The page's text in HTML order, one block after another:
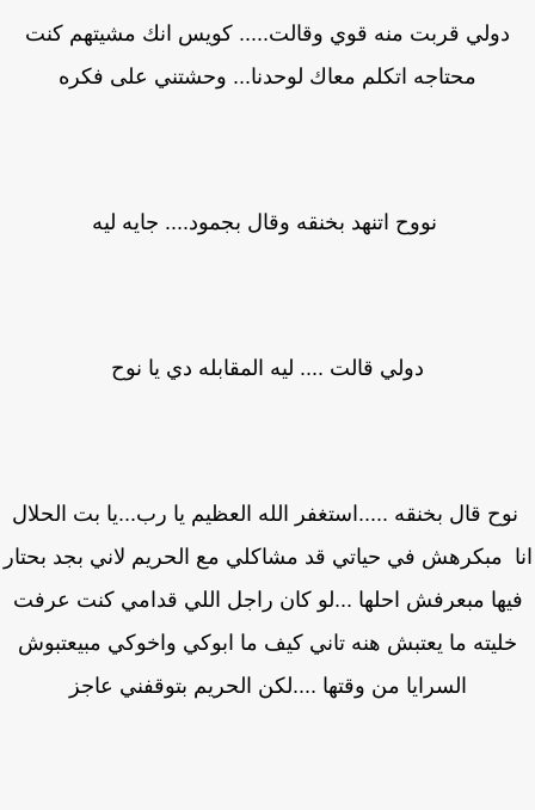
دولي قربت منه قوي وقالت..... كويس انك مشيتهم كنت
محتاجه اتكلم معاك لوحدنا... وحشتني على فكره
نووح اتنهد بخنقه وقال بجمود.... جايه ليه
دولي قالت .... ليه المقابله دي يا نوح
قال بخنقه .....استغفر الله العظيم يا رب...يا بت الحلال
مبكرهش في حياتي قد مشاكلي مع الحريم لاني بجد بحتار
مبعرفش احلها ...لو كان راجل اللي قدامي كنت عرفت
ما يعتبش هنه تاني كيف ما ابوكي واخوكي مبيعتبوش
السرايا من وقتها ....لكن الحريم بتوقفني عاجز